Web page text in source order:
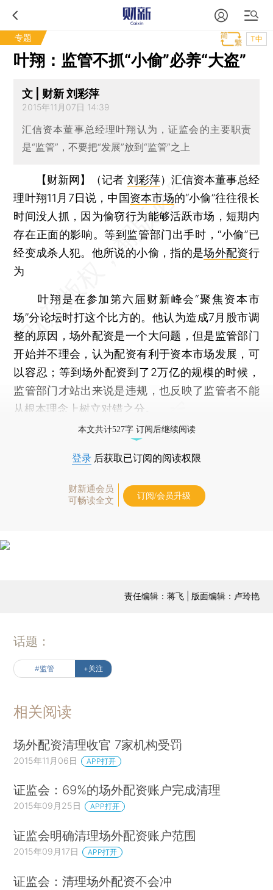
专题 T中
叶翔：监管不抓“小偷”必养“大盗”
文 | 财新 刘彩萍
2015年11月07日 14:39
汇信资本董事总经理叶翔认为，证监会的主要职责
是“监管”，不要把“发展”放到“监管”之上
【财新网】（记者 刘彩萍） 汇信资本董事总经
理叶翔11月7日说，中国资本市场的“小偷”往往很长
时间没人抓，因为偷窃行为能够活跃市场，短期内
存在正面的影响。等到监管部门出手时，“小偷”已
经变成杀人犯。他所说的小偷，指的是场外配资行
为
叶翔是在参加第六届财新峰会“聚焦资本市
场”分论坛时打这个比方的。他认为造成7月股市调
整的原因，场外配资是一个大问题，但是监管部门
开始并不理会，认为配资有利于资本市场发展，可
以容忍；等到场外配资到了2万亿的规模的时候，
监管部门才站出来说是违规，也反映了监管者不能
从根本理念上树立对错之分。
本文共计527字 订阅后继续阅读
登录 后获取已订阅的阅读权限
财新通会员
可畅读全文
订阅/会员升级
责任编辑：蒋飞 | 版面编辑：卢玲艳
话题：
#监管 +关注
相关阅读
场外配资清理收官 7家机构受罚
2015年11月06日 APP打开
证监会：69%的场外配资账户完成清理
2015年09月25日 APP打开
证监会明确清理场外配资账户范围
2015年09月17日 APP打开
证监会：清理场外配资不会冲